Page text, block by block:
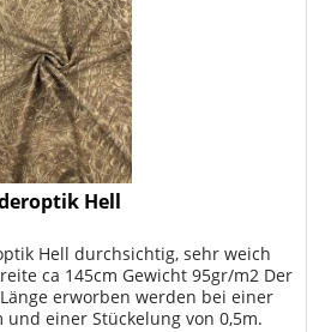
Hell
Hell durchsichtig, sehr weich
ca 145cm Gewicht 95gr/m2 Der
erworben werden bei einer
und einer Stückelung von 0,5m.